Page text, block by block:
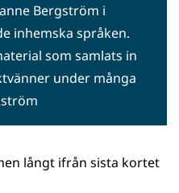
Bergström i
inhemska språken.
som samlats in
under många
långt ifrån sista kortet